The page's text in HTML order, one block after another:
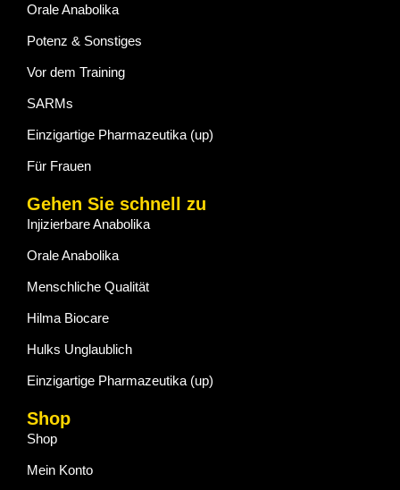
Orale Anabolika
Potenz & Sonstiges
Vor dem Training
SARMs
Einzigartige Pharmazeutika (up)
Für Frauen
Gehen Sie schnell zu
Injizierbare Anabolika
Orale Anabolika
Menschliche Qualität
Hilma Biocare
Hulks Unglaublich
Einzigartige Pharmazeutika (up)
Shop
Shop
Mein Konto